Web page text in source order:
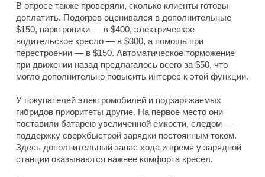
В опросе также проверяли, сколько клиенты готовы
доплатить. Подогрев оценивался в дополнительные
$150, парктроники — в $400, электрическое
водительское кресло — в $300, а помощь при
перестроении — в $150. Автоматическое торможение
при движении назад предлагалось всего за $50, что
могло дополнительно повысить интерес к этой функции.
У покупателей электромобилей и подзаряжаемых
гибридов приоритеты другие. На первое место они
поставили батарею увеличенной емкости, следом —
поддержку сверхбыстрой зарядки постоянным током.
Здесь дополнительный запас хода и время у зарядной
станции оказываются важнее комфорта кресел.